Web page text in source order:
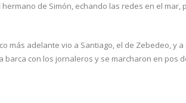
de Simón, echando las redes en el
más adelante vio a Santiago, el de Zebedeo, y
con los jornaleros y se marcharon en pos